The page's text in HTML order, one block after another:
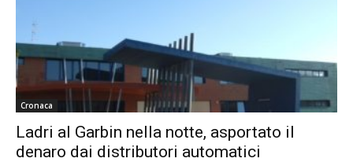
Cronaca
Ladri al Garbin nella notte, asportato il
denaro dai distributori automatici